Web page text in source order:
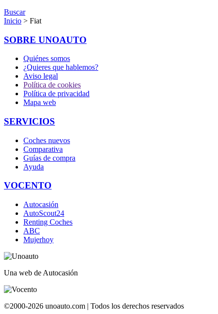
Buscar
Inicio > Fiat
SOBRE UNOAUTO
Quiénes somos
¿Quieres que hablemos?
Aviso legal
Política de cookies
Política de privacidad
Mapa web
SERVICIOS
Coches nuevos
Comparativa
Guías de compra
Ayuda
VOCENTO
Autocasión
AutoScout24
Renting Coches
ABC
Mujerhoy
Una web de Autocasión
©2000-2026 unoauto.com | Todos los derechos reservados